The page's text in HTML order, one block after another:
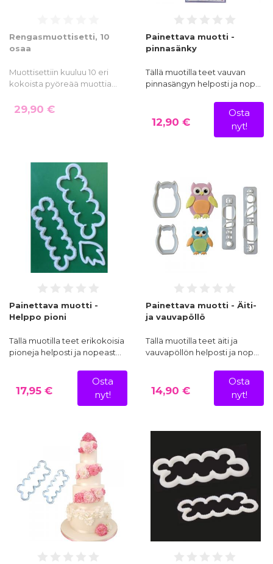
Rengasmuottisetti, 10
osaa
Muottisettiin kuuluu 10 eri
kokoista pyöreää muottia…
29,90 €
Painettava muotti -
pinnasänky
Tällä muotilla teet vauvan
pinnasängyn helposti ja nop…
12,90 €
Osta
nyt!
Painettava muotti -
Helppo pioni
Tällä muotilla teet erikokoisia
pioneja helposti ja nopeast…
17,95 €
Osta
nyt!
Painettava muotti - Äiti-
ja vauvapöllö
Tällä muotilla teet äiti ja
vauvapöllön helposti ja nop…
14,90 €
Osta
nyt!